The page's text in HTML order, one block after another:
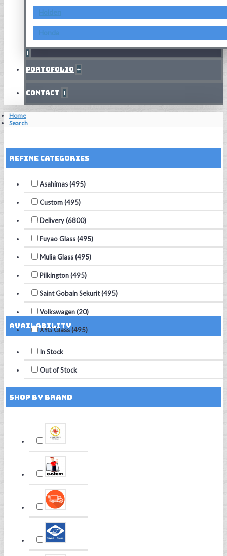
Holden
Honda
+
Portofolio +
Contact +
Home
Search
Refine Categories
Asahimas (495)
Custom (495)
Delivery (6800)
Fuyao Glass (495)
Mulia Glass (495)
Pilkington (495)
Saint Gobain Sekurit (495)
Volkswagen (20)
XYG Glass (495)
Availability
In Stock
Out of Stock
Shop by Brand